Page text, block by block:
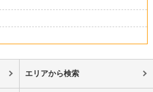
エリアから検索